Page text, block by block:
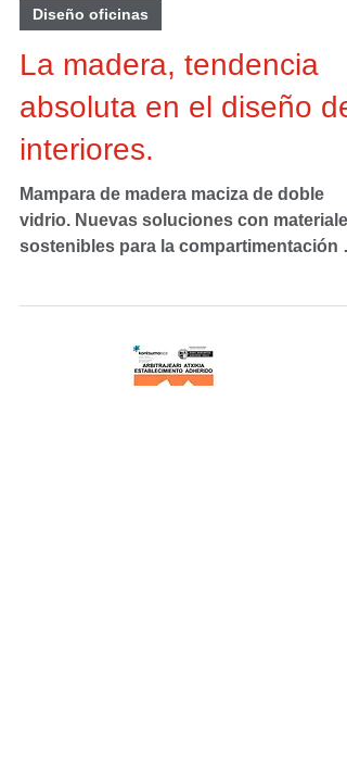
Diseño oficinas
La madera, tendencia
absoluta en el diseño de
interiores.
Mampara de madera maciza de doble
vidrio. Nuevas soluciones con
sostenibles para la compartimentación